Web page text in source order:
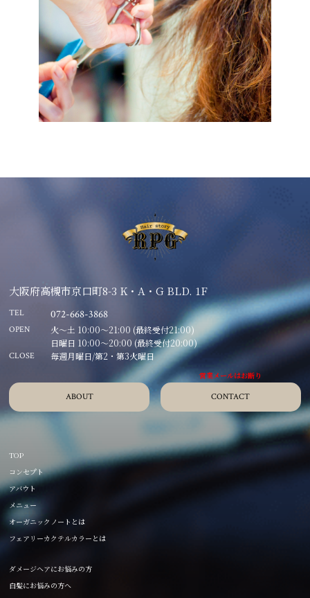
大阪府高槻市京口町8-3 K・A・G BLD. 1F
TEL 072-668-3868
OPEN
火～土 10:00～21:00 (最終受付21:00)
日曜日 10:00～20:00 (最終受付20:00)
CLOSE 毎週月曜日/第2・第3火曜日
ABOUT CONTACT
TOP
コンセプト
アバウト
メニュー
オーガニックノートとは
フェアリーカクテルカラーとは
ダメージヘアにお悩みの方
白髪にお悩みの方へ